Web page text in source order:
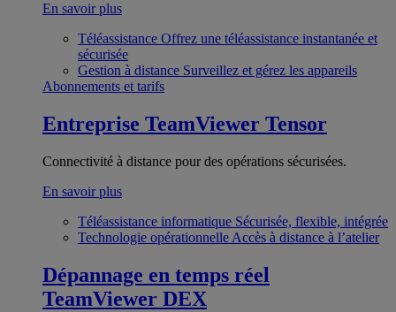
En savoir plus
Téléassistance Offrez une téléassistance instantanée et
sécurisée
Gestion à distance Surveillez et gérez les appareils
Abonnements et tarifs
Entreprise TeamViewer Tensor
Connectivité à distance pour des opérations sécurisées.
En savoir plus
Téléassistance informatique Sécurisée, flexible, intégrée
Technologie opérationnelle Accès à distance à l’atelier
Dépannage en temps réel
TeamViewer DEX